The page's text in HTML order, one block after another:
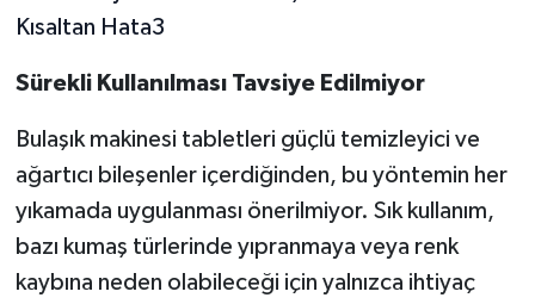
Sürekli Kullanılması Tavsiye Edilmiyor
Bulaşık makinesi tabletleri güçlü temizleyici ve
ağartıcı bileşenler içerdiğinden, bu yöntemin her
yıkamada uygulanması önerilmiyor. Sık kullanım,
bazı kumaş türlerinde yıpranmaya veya renk
kaybına neden olabileceği için yalnızca ihtiyaç